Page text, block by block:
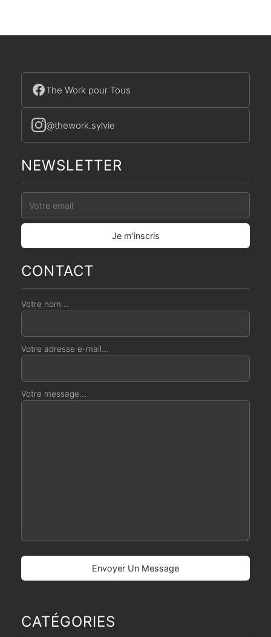
The Work pour Tous
@thework.sylvie
NEWSLETTER
CONTACT
Votre nom...
Votre adresse e-mail...
Votre message...
CATÉGORIES